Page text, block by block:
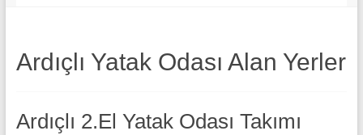
|
542
Ardıçlı Yatak Odası Alan Yerler
Ardıçlı 2.El Yatak Odası Takımı